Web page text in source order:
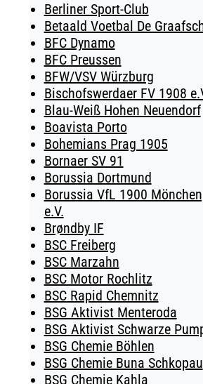
Berliner Sport-Club
Betaald Voetbal De
BFC Dynamo
BFC Preussen
BFW/VSV Würzburg
Bischofswerdaer FV 1908
Blau-Weiß Hohen Neuendorf
Boavista Porto
Bohemians Prag 1905
Bornaer SV 91
Borussia Dortmund
Borussia VfL 1900
e.V.
Brøndby IF
BSC Freiberg
BSC Marzahn
BSC Motor Rochlitz
BSC Rapid Chemnitz
BSG Aktivist Menteroda
BSG Aktivist Schwarze
BSG Chemie Böhlen
BSG Chemie Buna Schkopau
BSG Chemie Kahla